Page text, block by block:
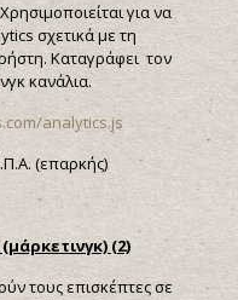
Χρησιμοποιείται για να
σχετικά με τη
Καταγράφει τον
κανάλια.
.com/analytics.js
(επαρκής)
(2)
τους επισκέπτες σε